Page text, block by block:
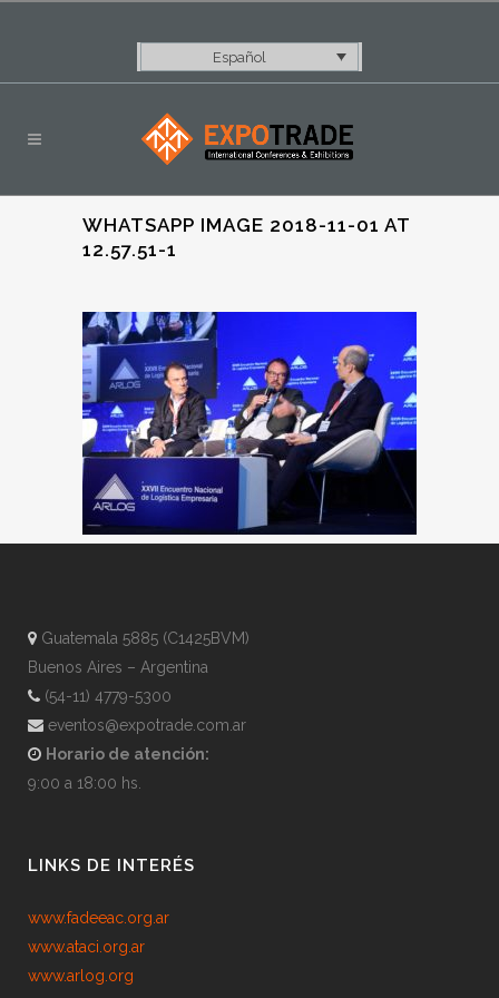
Español
WHATSAPP IMAGE 2018-11-01 AT
12.57.51-1
Guatemala 5885 (C1425BVM)
Buenos Aires – Argentina
(54-11) 4779-5300
eventos@expotrade.com.ar
Horario de atención:
9:00 a 18:00 hs.
LINKS DE INTERÉS
www.fadeeac.org.ar
www.ataci.org.ar
www.arlog.org